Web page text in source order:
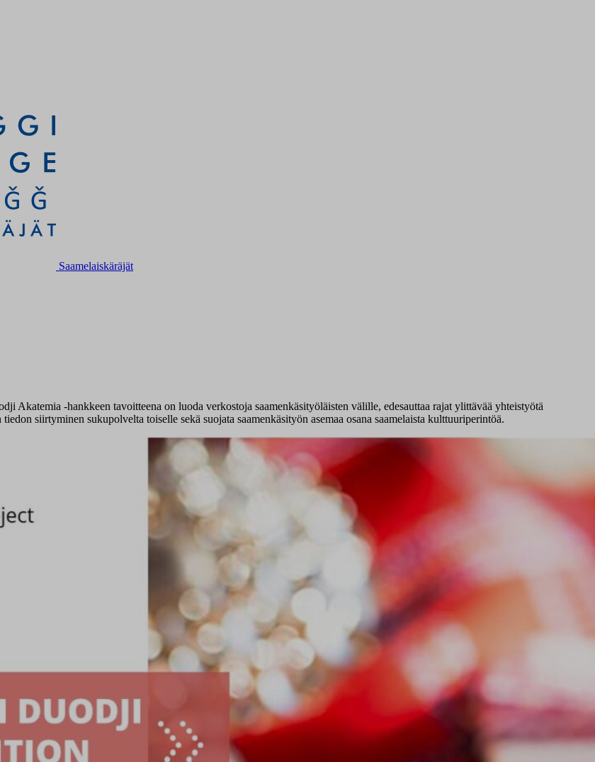
Saamelaiskäräjät
Akatemia -hankkeen tavoitteena on luoda verkostoja saamenkäsityöläisten välille, edesauttaa rajat ylittävää yhteistyötä
siirtyminen sukupolvelta toiselle sekä suojata saamenkäsityön asemaa osana saamelaista kulttuuriperintöä.